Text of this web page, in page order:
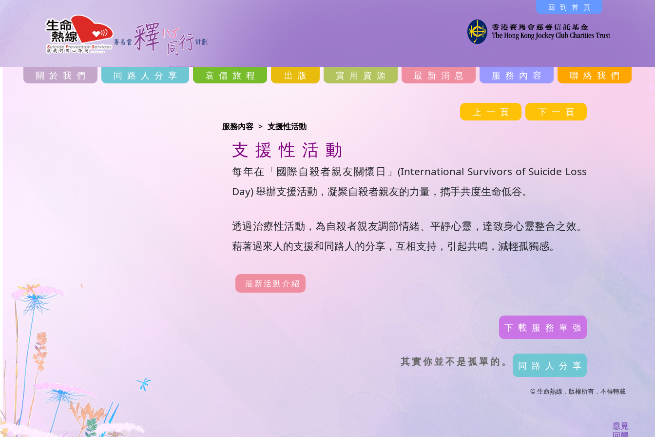
回到首頁
關於我們 同路人分享 哀傷旅程 出版 實用資源 最新消息 服務內容 聯絡我們
服務內容 支援性活動
支援性活動
每年在「國際自殺者親友關懷日」(International Survivors of Suicide Loss
Day) 舉辦支援活動，凝聚自殺者親友的力量，擕手共度生命低谷。
透過治療性活動，為自殺者親友調節情緒、平靜心靈，達致身心靈整合之效。
藉著過來人的支援和同路人的分享，互相支持，引起共鳴，減輕孤獨感。
最新活動介紹
下載服務單張
其實你並不是孤單的。 同路人分享
上一頁 下一頁
© 生命熱線．版權所有．不得轉載